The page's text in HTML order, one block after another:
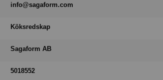
info@sagaform.com
Köksredskap
Sagaform AB
5018552